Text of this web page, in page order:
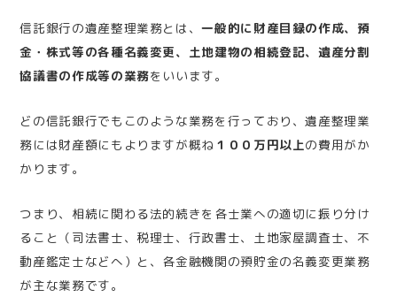
信託銀行の遺産整理業務とは、一般的に財産目録の作成、預
金・株式等の各種名義変更、土地建物の相続登記、遺産分割
協議書の作成等の業務をいいます。
どの信託銀行でもこのような業務を行っており、遺産整理業
務には財産額にもよりますが概ね １００万円以上の費用がか
かります。
つまり、相続に関わる法的続きを各士業への適切に振り分け
ること（司法書士、税理士、行政書士、土地家屋調査士、不
動産鑑定士などへ）と、各金融機関の預貯金の名義変更業務
が主な業務です。